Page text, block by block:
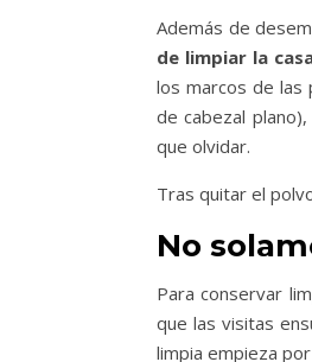
Además de
de limpiar la
los marcos de las
de cabezal
que olvidar.
Tras quitar el
No
Para conservar
que las visitas
limpia empieza